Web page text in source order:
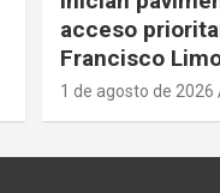
acceso
Francisco
1 de agosto de 2026